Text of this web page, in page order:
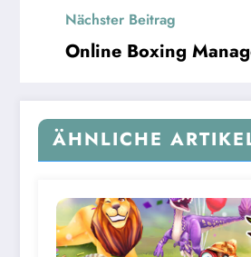
Nächster Beitrag
ÄHNLICHE